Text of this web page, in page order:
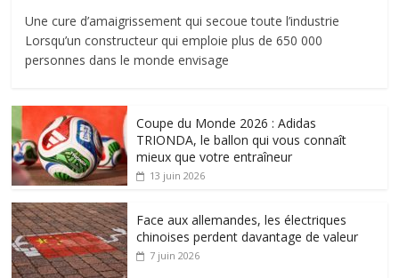
Une cure d’amaigrissement qui secoue toute l’industrie
Lorsqu’un constructeur qui emploie plus de 650 000
personnes dans le monde envisage
Coupe du Monde 2026 : Adidas
TRIONDA, le ballon qui vous connaît
mieux que votre entraîneur
13 juin 2026
Face aux allemandes, les électriques
chinoises perdent davantage de valeur
7 juin 2026